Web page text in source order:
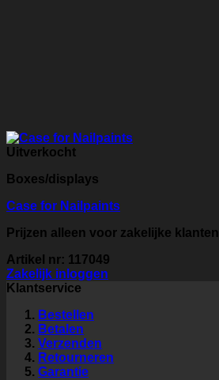
Uitverkocht
Boxes/displays
Case for Nailpaints
Prijzen alleen voor zakelijke klanten
Artikel nr: 117049
Zakelijk inloggen
Klantservice
Bestellen
Betalen
Verzenden
Retourneren
Garantie